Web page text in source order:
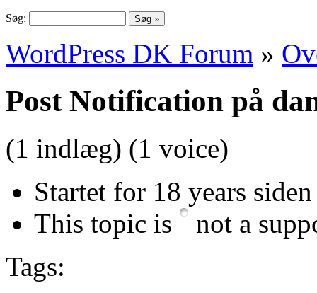
Søg:
WordPress DK Forum »
Post Notification på
(1 indlæg) (1 voice)
Startet for 18 years
This topic is
not a
Tags: